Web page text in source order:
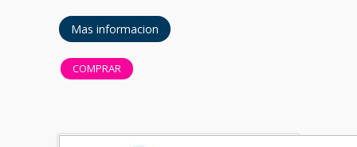
Mas informacion